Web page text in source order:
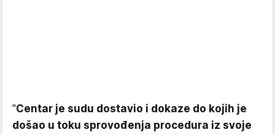
"Centar je sudu dostavio i dokaze do kojih je
došao u toku sprovođenja procedura iz svoje